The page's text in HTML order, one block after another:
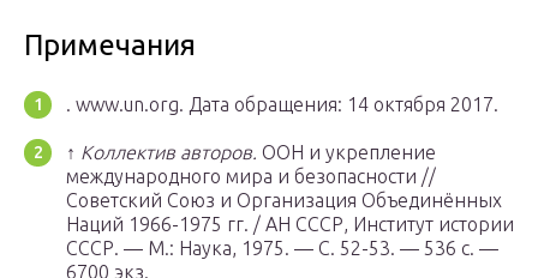
Примечания
. www.un.org. Дата обращения: 14 октября 2017.
↑ Коллектив авторов. ООН и укрепление
международного мира и безопасности //
Советский Союз и Организация Объединённых
Наций 1966-1975 гг. / АН СССР, Институт истории
СССР. — М.: Наука, 1975. — С. 52-53. — 536 с. —
6700 экз.